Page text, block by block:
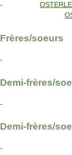
-
Frères/soeurs
-
Demi-frères/
-
Demi-frères/
-